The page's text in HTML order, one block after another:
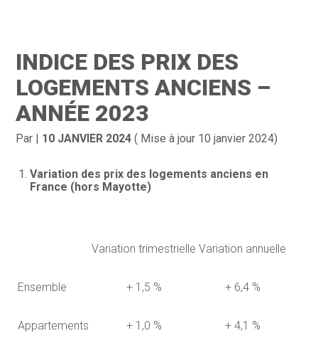
Gestion au quotidien
Financement & trésorerie
Pilotage d’entreprise
Compta
Juridique
Dématérialisation / collecte
INDICE DES PRIX DES
LOGEMENTS ANCIENS –
ANNÉE 2023
Par | 10 JANVIER 2024 ( Mise à jour 10 janvier 2024)
Variation des prix des logements anciens en
France (hors Mayotte)
Variation trimestrielle Variation annuelle
Ensemble + 1,5 % + 6,4 %
Appartements + 1,0 % + 4,1 %